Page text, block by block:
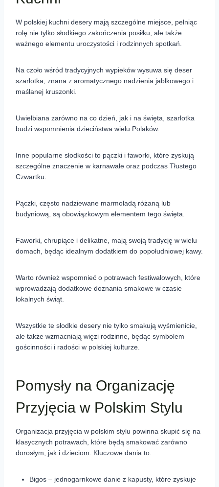
W polskiej kuchni desery mają szczególne miejsce, pełniąc
rolę nie tylko słodkiego zakończenia posiłku, ale także
ważnego elementu uroczystości i rodzinnych spotkań.
Na czoło wśród tradycyjnych wypieków wysuwa się deser
szarlotka, znana z aromatycznego nadzienia jabłkowego i
maślanej kruszonki.
Uwielbiana zarówno na co dzień, jak i na święta, szarlotka
budzi wspomnienia dzieciństwa wielu Polaków.
Inne popularne słodkości to pączki i faworki, które zyskują
szczególne znaczenie w karnawale oraz podczas Tłustego
Czwartku.
Pączki, często nadziewane marmoladą różaną lub
budyniową, są obowiązkowym elementem tego święta.
Faworki, chrupiące i delikatne, mają swoją tradycję w wielu
domach, będąc idealnym dodatkiem do popołudniowej kawy.
Warto również wspomnieć o potrawach festiwalowych, które
wprowadzają dodatkowe doznania smakowe w czasie
lokalnych świąt.
Wszystkie te słodkie desery nie tylko smakują wyśmienicie,
ale także wzmacniają więzi rodzinne, będąc symbolem
gościnności i radości w polskiej kulturze.
Pomysły na Organizację
Przyjęcia w Polskim Stylu
Organizacja przyjęcia w polskim stylu powinna skupić się na
klasycznych potrawach, które będą smakować zarówno
dorosłym, jak i dzieciom. Kluczowe dania to:
Bigos – jednogarnkowe danie z kapusty, które zyskuje